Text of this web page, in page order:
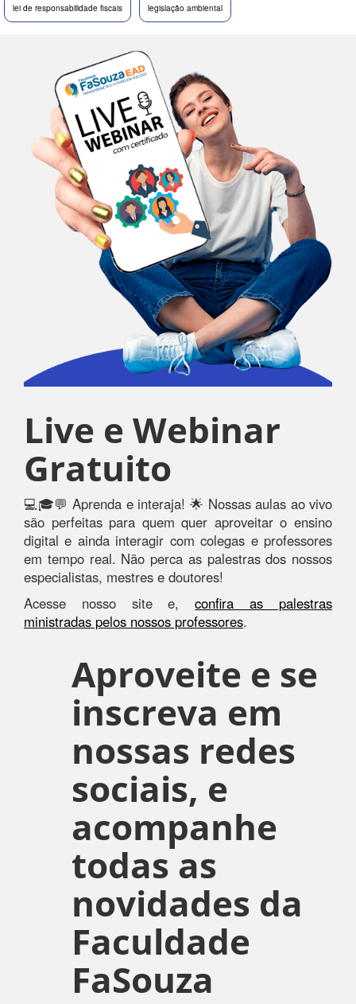
lei de responsabilidade fiscais legislação ambiental
Live e Webinar
Gratuito
💻🎓💬 Aprenda e interaja! 🌟 Nossas aulas ao vivo
são perfeitas para quem quer aproveitar o ensino
digital e ainda interagir com colegas e professores
em tempo real. Não perca as palestras dos nossos
especialistas, mestres e doutores!
Acesse nosso site e,confira as palestras
ministradas pelos nossos professores.
Aproveite e se
inscreva em
nossas redes
sociais, e
acompanhe
todas as
novidades da
Faculdade
FaSouza